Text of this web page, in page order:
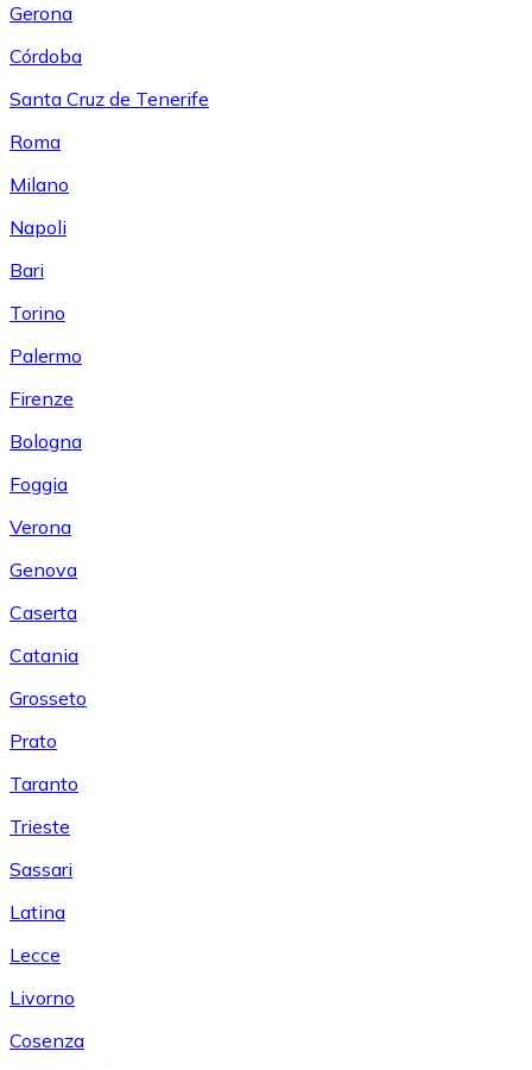
Gerona
Córdoba
Santa Cruz de Tenerife
Roma
Milano
Napoli
Bari
Torino
Palermo
Firenze
Bologna
Foggia
Verona
Genova
Caserta
Catania
Grosseto
Prato
Taranto
Trieste
Sassari
Latina
Lecce
Livorno
Cosenza